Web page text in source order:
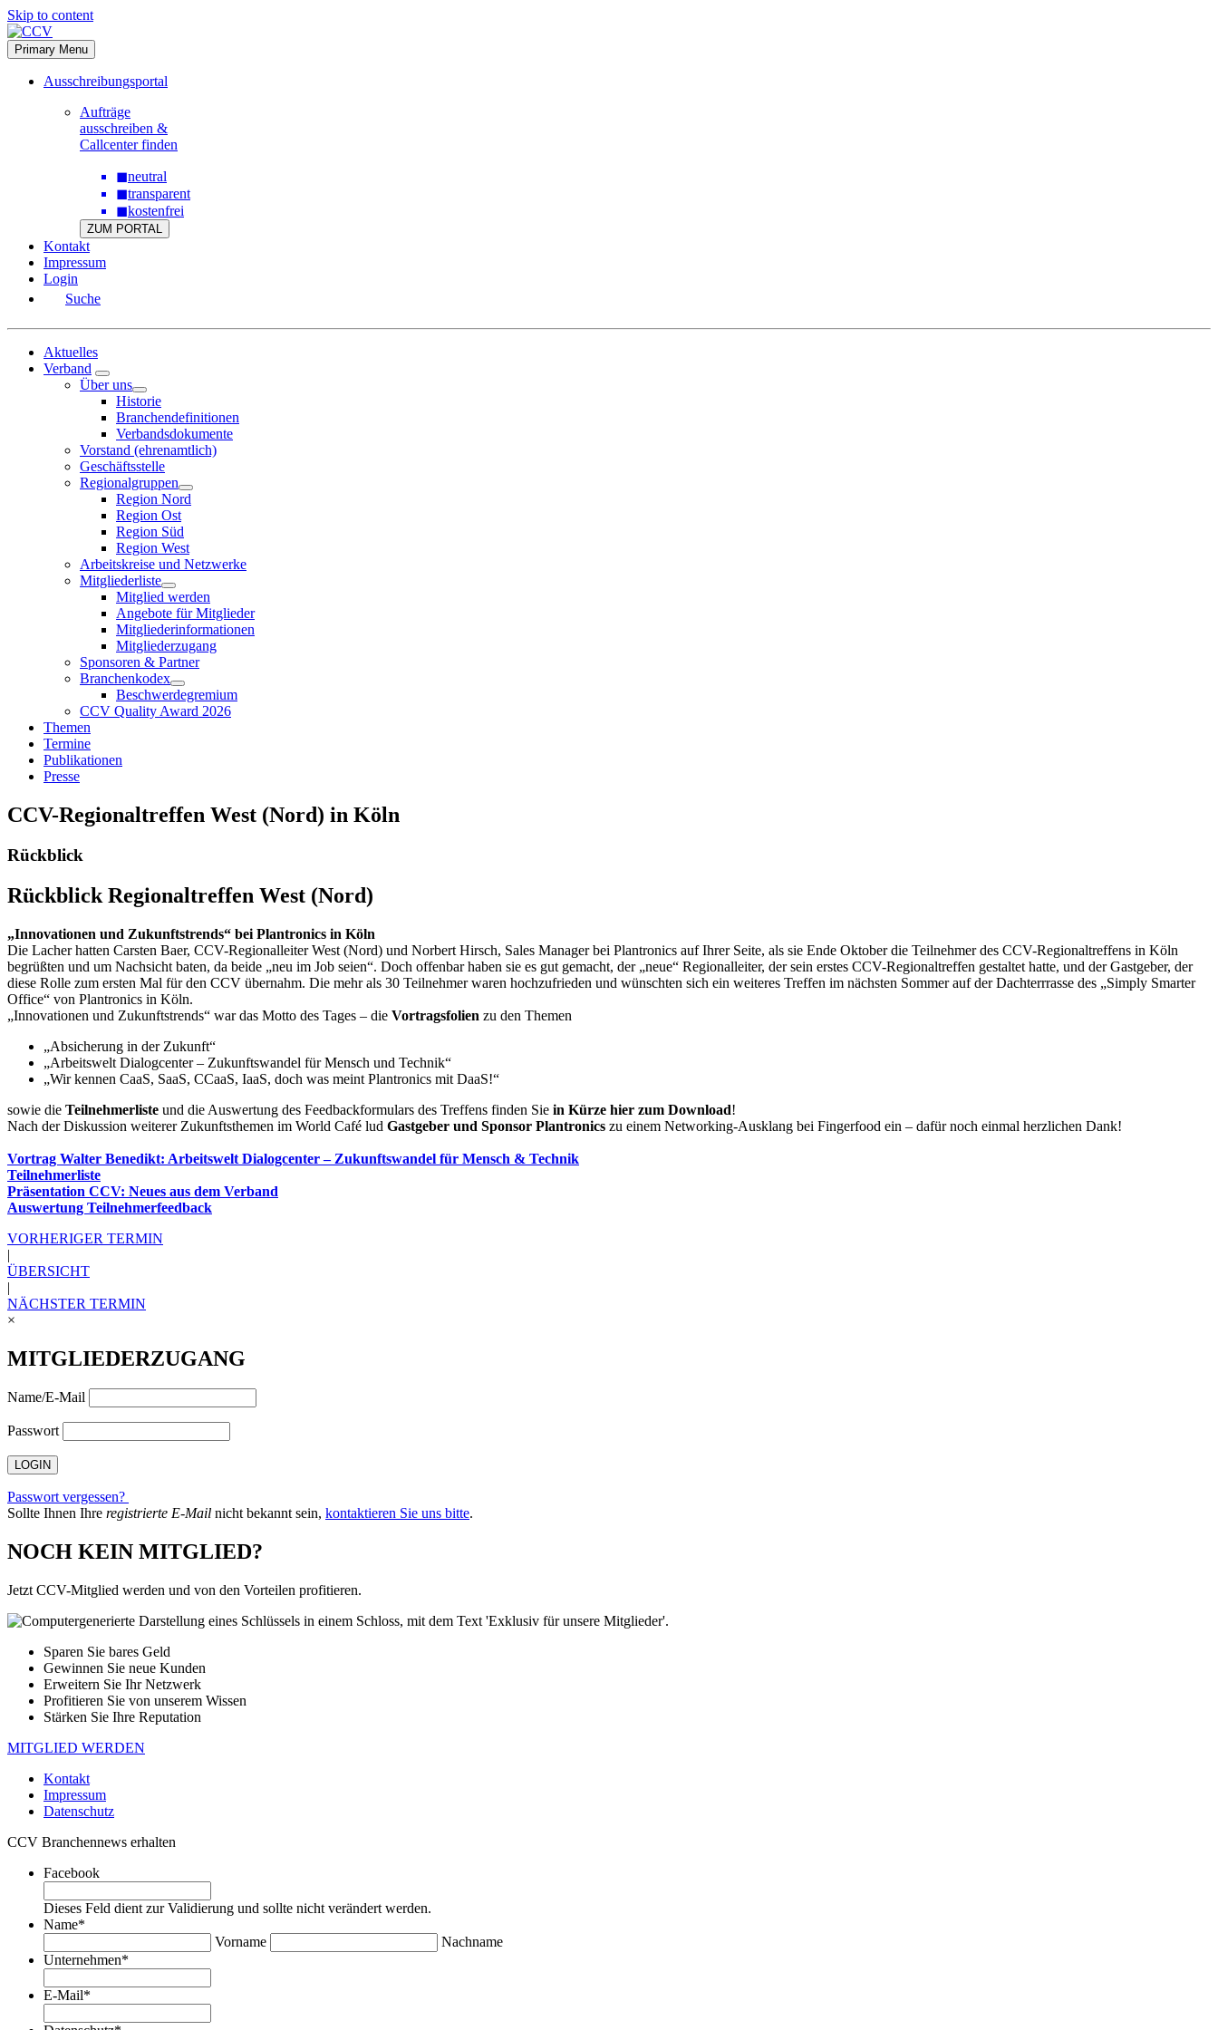
Skip to content
Primary Menu
Ausschreibungsportal
Aufträge
ausschreiben &
Callcenter finden
◼neutral
◼transparent
◼kostenfrei
ZUM PORTAL
Kontakt
Impressum
Login
Suche
Aktuelles
Verband
Über uns
Historie
Branchendefinitionen
Verbandsdokumente
Vorstand (ehrenamtlich)
Geschäftsstelle
Regionalgruppen
Region Nord
Region Ost
Region Süd
Region West
Arbeitskreise und Netzwerke
Mitgliederliste
Mitglied werden
Angebote für Mitglieder
Mitgliederinformationen
Mitgliederzugang
Sponsoren & Partner
Branchenkodex
Beschwerdegremium
CCV Quality Award 2026
Themen
Termine
Publikationen
Presse
CCV-Regionaltreffen West (Nord) in Köln
Rückblick
Rückblick Regionaltreffen West (Nord)
„Innovationen und Zukunftstrends“ bei Plantronics in Köln
Die Lacher hatten Carsten Baer, CCV-Regionalleiter West (Nord) und Norbert Hirsch, Sales Manager bei Plantronics auf Ihrer Seite, als sie Ende Oktober die Teilnehmer des CCV-Regionaltreffens in Köln
begrüßten und um Nachsicht baten, da beide „neu im Job seien“. Doch offenbar haben sie es gut gemacht, der „neue“ Regionalleiter, der sein erstes CCV-Regionaltreffen gestaltet hatte, und der Gastgeber, der
diese Rolle zum ersten Mal für den CCV übernahm. Die mehr als 30 Teilnehmer waren hochzufrieden und wünschten sich ein weiteres Treffen im nächsten Sommer auf der Dachterrrasse des „Simply Smarter
Office“ von Plantronics in Köln.
„Innovationen und Zukunftstrends“ war das Motto des Tages – die Vortragsfolien zu den Themen
„Absicherung in der Zukunft“
„Arbeitswelt Dialogcenter – Zukunftswandel für Mensch und Technik“
„Wir kennen CaaS, SaaS, CCaaS, IaaS, doch was meint Plantronics mit DaaS!“
sowie die Teilnehmerliste und die Auswertung des Feedbackformulars des Treffens finden Sie in Kürze hier zum Download!
Nach der Diskussion weiterer Zukunftsthemen im World Café lud Gastgeber und Sponsor Plantronics zu einem Networking-Ausklang bei Fingerfood ein – dafür noch einmal herzlichen Dank!
Vortrag Walter Benedikt: Arbeitswelt Dialogcenter – Zukunftswandel für Mensch & Technik
Teilnehmerliste
Präsentation CCV: Neues aus dem Verband
Auswertung Teilnehmerfeedback
VORHERIGER TERMIN
|
ÜBERSICHT
|
NÄCHSTER TERMIN
×
MITGLIEDERZUGANG
Name/E-Mail
Passwort
Passwort vergessen?
Sollte Ihnen Ihre registrierte E-Mail nicht bekannt sein, kontaktieren Sie uns bitte.
NOCH KEIN MITGLIED?
Jetzt CCV-Mitglied werden und von den Vorteilen profitieren.
Sparen Sie bares Geld
Gewinnen Sie neue Kunden
Erweitern Sie Ihr Netzwerk
Profitieren Sie von unserem Wissen
Stärken Sie Ihre Reputation
MITGLIED WERDEN
Kontakt
Impressum
Datenschutz
CCV Branchennews erhalten
Facebook
Dieses Feld dient zur Validierung und sollte nicht verändert werden.
Name*
Vorname
Nachname
Unternehmen*
E-Mail*